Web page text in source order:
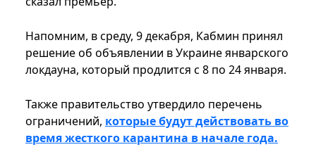
Напомним, в среду, 9 декабря, Кабмин принял
решение об объявлении в Украине январского
локдауна, который продлится с 8 по 24 января.
Также правительство утвердило перечень
ограничений, которые будут действовать во
время жесткого карантина в начале года.